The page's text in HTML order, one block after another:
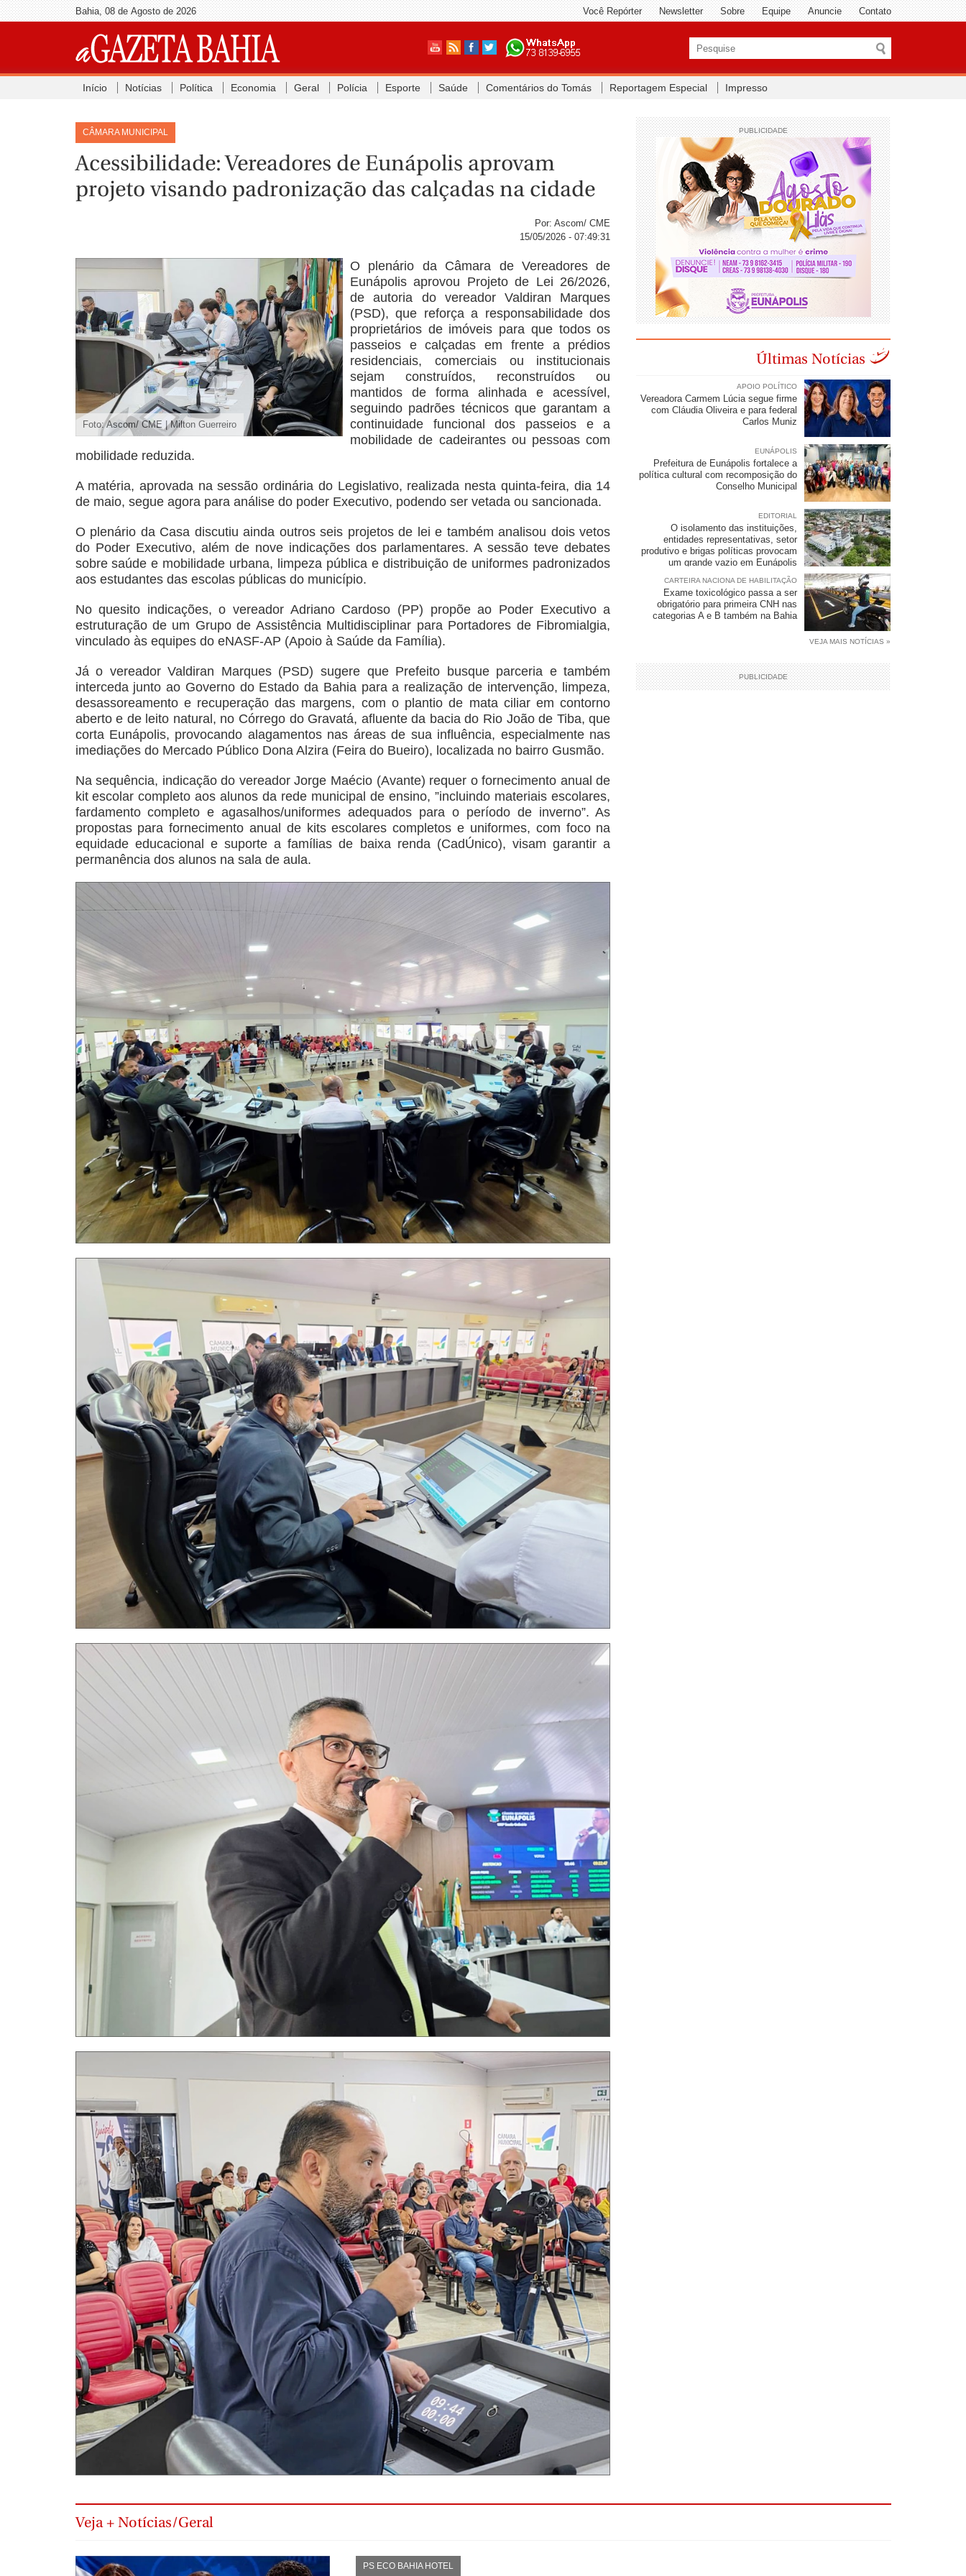
Bahia, 08 de Agosto de 2026 Você Repórter Newsletter Sobre Equipe Anuncie Contato
Início Notícias Política Economia Geral Polícia Esporte Saúde Comentários do Tomás Reportagem Especial Impresso
CÂMARA MUNICIPAL
Acessibilidade: Vereadores de Eunápolis aprovam
projeto visando padronização das calçadas na cidade
Por: Ascom/ CME
15/05/2026 - 07:49:31
Foto: Ascom/ CME | Milton Guerreiro
O plenário da Câmara de Vereadores de
Eunápolis aprovou Projeto de Lei 26/2026,
de autoria do vereador Valdiran Marques
(PSD), que reforça a responsabilidade dos
proprietários de imóveis para que todos os
passeios e calçadas em frente a prédios
residenciais, comerciais ou institucionais
sejam construídos, reconstruídos ou
mantidos de forma alinhada e acessível,
seguindo padrões técnicos que garantam a
continuidade funcional dos passeios e a
mobilidade de cadeirantes ou pessoas com
mobilidade reduzida.
A matéria, aprovada na sessão ordinária do Legislativo, realizada nesta quinta-feira, dia 14
de maio, segue agora para análise do poder Executivo, podendo ser vetada ou sancionada.
O plenário da Casa discutiu ainda outros seis projetos de lei e também analisou dois vetos
do Poder Executivo, além de nove indicações dos parlamentares. A sessão teve debates
sobre saúde e mobilidade urbana, limpeza pública e distribuição de uniformes padronizados
aos estudantes das escolas públicas do município.
No quesito indicações, o vereador Adriano Cardoso (PP) propõe ao Poder Executivo a
estruturação de um Grupo de Assistência Multidisciplinar para Portadores de Fibromialgia,
vinculado às equipes do eNASF-AP (Apoio à Saúde da Família).
Já o vereador Valdiran Marques (PSD) sugere que Prefeito busque parceria e também
interceda junto ao Governo do Estado da Bahia para a realização de intervenção, limpeza,
desassoreamento e recuperação das margens, com o plantio de mata ciliar em contorno
aberto e de leito natural, no Córrego do Gravatá, afluente da bacia do Rio João de Tiba, que
corta Eunápolis, provocando alagamentos nas áreas de sua influência, especialmente nas
imediações do Mercado Público Dona Alzira (Feira do Bueiro), localizada no bairro Gusmão.
Na sequência, indicação do vereador Jorge Maécio (Avante) requer o fornecimento anual de
kit escolar completo aos alunos da rede municipal de ensino, ”incluindo materiais escolares,
fardamento completo e agasalhos/uniformes adequados para o período de inverno”. As
propostas para fornecimento anual de kits escolares completos e uniformes, com foco na
equidade educacional e suporte a famílias de baixa renda (CadÚnico), visam garantir a
permanência dos alunos na sala de aula.
PUBLICIDADE
Últimas Notícias
APOIO POLÍTICO
Vereadora Carmem Lúcia segue firme
com Cláudia Oliveira e para federal
Carlos Muniz
EUNÁPOLIS
Prefeitura de Eunápolis fortalece a
política cultural com recomposição do
Conselho Municipal
EDITORIAL
O isolamento das instituições,
entidades representativas, setor
produtivo e brigas políticas provocam
um grande vazio em Eunápolis
CARTEIRA NACIONA DE HABILITAÇÃO
Exame toxicológico passa a ser
obrigatório para primeira CNH nas
categorias A e B também na Bahia
VEJA MAIS NOTÍCIAS »
PUBLICIDADE
Veja + Notícias/Geral
PS ECO BAHIA HOTEL